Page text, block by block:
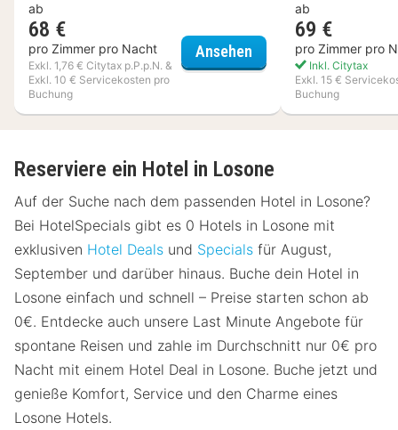
ab
68 €
pro Zimmer pro Nacht
Exkl. 1,76 € Citytax p.P.p.N. &
Exkl. 10 € Servicekosten pro
Buchung
Ansehen Ibis Styles Villeneuve
ab
69 €
pro Zimmer pro
Inkl. Citytax
Exkl. 15 €
Buchung
Reserviere ein Hotel in Losone
Auf der Suche nach dem passenden Hotel in Losone?
Bei HotelSpecials gibt es 0 Hotels in Losone mit
exklusiven Hotel Deals und Specials für August,
September und darüber hinaus. Buche dein Hotel in
Losone einfach und schnell – Preise starten schon ab
0€. Entdecke auch unsere Last Minute Angebote für
spontane Reisen und zahle im Durchschnitt nur 0€ pro
Nacht mit einem Hotel Deal in Losone. Buche jetzt und
genieße Komfort, Service und den Charme eines
Losone Hotels.